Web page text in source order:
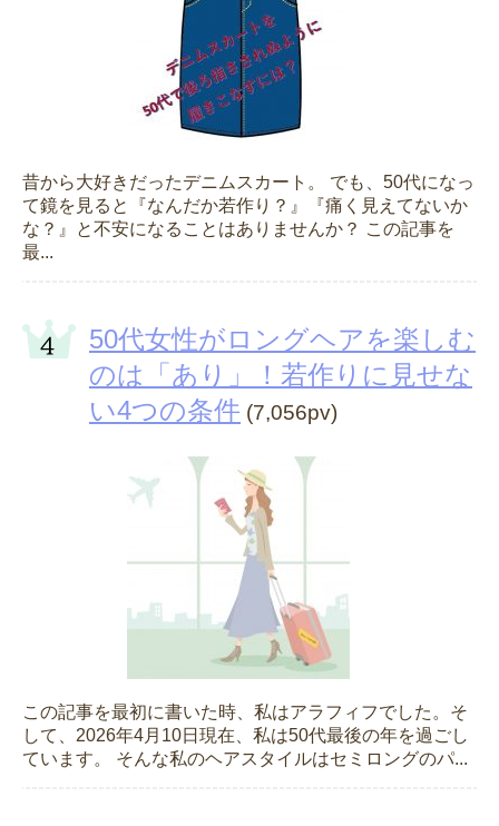
昔から大好きだったデニムスカート。 でも、50代になっ
て鏡を見ると『なんだか若作り？』『痛く見えてないか
な？』と不安になることはありませんか？ この記事を
最...
50代女性がロングヘアを楽しむ
のは「あり」！若作りに見せな
い4つの条件 (7,056pv)
この記事を最初に書いた時、私はアラフィフでした。そ
して、2026年4月10日現在、私は50代最後の年を過ごし
ています。 そんな私のヘアスタイルはセミロングのパ...